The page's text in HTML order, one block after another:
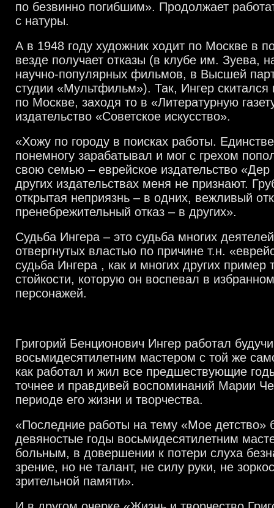
по безвинно погибшим». Продолжает
с натуры.
А в 1948 году художник ходит по Москве в
везде получает отказы (в клубе им. Зуева,
научно-популярных фильмов, в Высшей
студии «Мультфильм»). Так, Ингер скитался
по Москве, заходя то в «Литературную
издательство «Советское искусство».
«Хожу по городу в поисках работы.
понемногу зарабатывал и мог с грехом
свою семью – еврейское издательство
других издательствах меня не признают.
открытая неприязнь – в одних, вежливый
пренебрежительный отказ – в других».
Судьба Ингера – это судьба многих
отвергнутых властью по причине т.н.
судьба Ингера , как и многих других пример
стойкости, которую он воспевал в
персонажей.
Григорий Бенционович Ингер работал будучи
восьмидесятилетним мастером с той же
как работал и жил все предшествующие
точнее и правдивей воспоминаний Марии
периоде его жизни и творчества.
«Последние работы на тему «Мое детство»
девяностые годы восьмидесятилетним
больным, в довершении к потери слуха
зрение, но не талант, не силу руки, не
зрительной памяти».